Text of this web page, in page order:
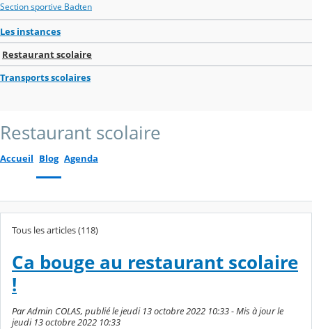
Section sportive Badten
Les instances
Restaurant scolaire
Transports scolaires
Restaurant scolaire
Accueil Blog Agenda
Tous les articles (118)
Ca bouge au restaurant scolaire
!
Par Admin COLAS, publié le jeudi 13 octobre 2022 10:33 - Mis à jour le
jeudi 13 octobre 2022 10:33